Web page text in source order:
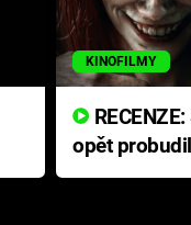
KINOFILMY
opět
přichází s